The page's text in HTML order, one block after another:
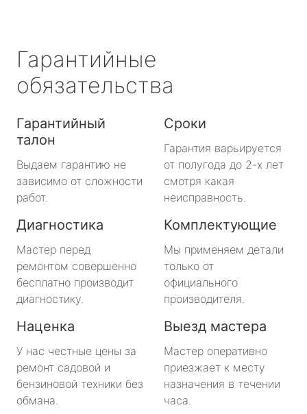
Гарантийные
обязательства
Гарантийный
талон
Выдаем гарантию не
зависимо от сложности
работ.
Сроки
Гарантия варьируется
от полугода до 2-х лет
смотря какая
неисправность.
Диагностика
Мастер перед
ремонтом совершенно
бесплатно производит
диагностику.
Комплектующие
Мы применяем детали
только от
официального
производителя.
Наценка
У нас честные цены за
ремонт садовой и
бензиновой техники без
обмана.
Выезд мастера
Мастер оперативно
приезжает к месту
назначения в течении
часа.